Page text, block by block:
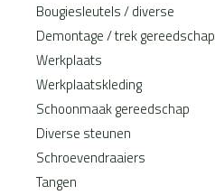
Bougiesleutels / diverse
Demontage / trek gereedschap
Werkplaats
Werkplaatskleding
Schoonmaak gereedschap
Diverse steunen
Schroevendraaiers
Tangen